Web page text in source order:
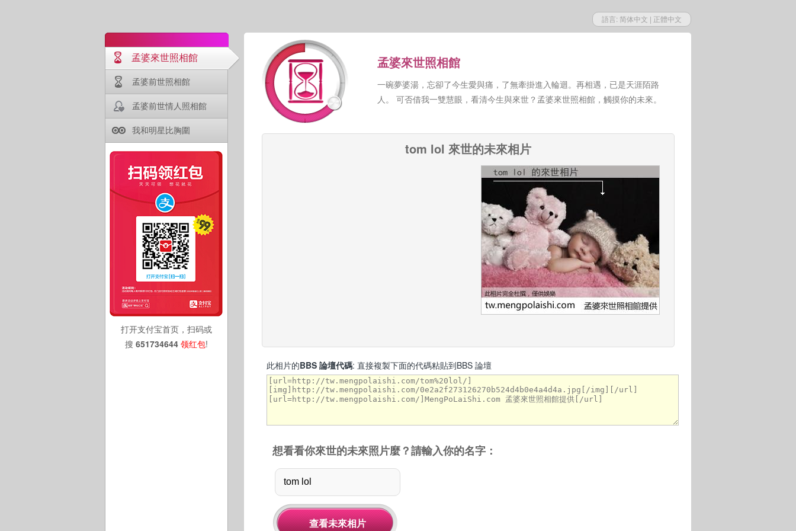
語言: 简体中文 | 正體中文
孟婆來世照相館
孟婆前世照相館
孟婆前世情人照相館
我和明星比胸圍
打开支付宝首页，扫码或
搜 651734644 领红包!
孟婆來世照相館
一碗夢婆湯，忘卻了今生愛與痛，了無牽掛進入輪迴。再相遇，已是天涯陌路
人。 可否借我一雙慧眼，看清今生與來世？孟婆來世照相館，觸摸你的未來。
tom lol 來世的未來相片
此相片的BBS 論壇代碼: 直接複製下面的代碼粘貼到BBS 論壇
想看看你來世的未來照片麼？請輸入你的名字：